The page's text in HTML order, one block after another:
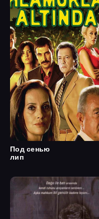
Под сенью
лип